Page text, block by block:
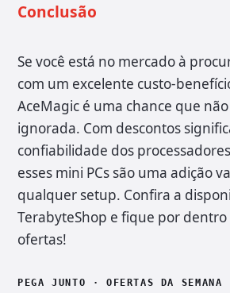
Conclusão
Se você está no mercado à
com um excelente custo-
AceMagic é uma chance que
ignorada. Com descontos
confiabilidade dos
esses mini PCs são uma adição
qualquer setup. Confira a
TerabyteShop e fique por
ofertas!
PEGA JUNTO · OFERTAS DA SEMANA